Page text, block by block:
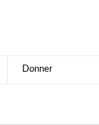
Donner